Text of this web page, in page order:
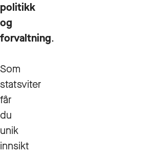
politikk
og
forvaltning.
Som
statsviter
får
du
unik
innsikt